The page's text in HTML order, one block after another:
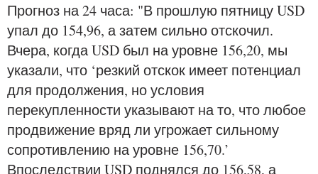
Прогноз на 24 часа: "В прошлую пятницу USD
упал до 154,96, а затем сильно отскочил.
Вчера, когда USD был на уровне 156,20, мы
указали, что ‘резкий отскок имеет потенциал
для продолжения, но условия
перекупленности указывают на то, что любое
продвижение вряд ли угрожает сильному
сопротивлению на уровне 156,70.’
Впоследствии USD поднялся до 156,58, а